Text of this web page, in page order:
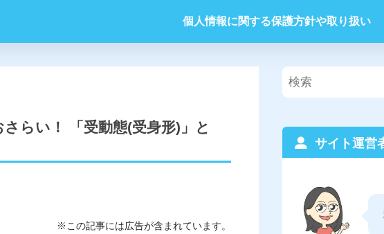
個人情報に関する保護方針や取り扱い
らい！ 「受動態(受身形)」と
※この記事には広告が含まれています。
サイト運営